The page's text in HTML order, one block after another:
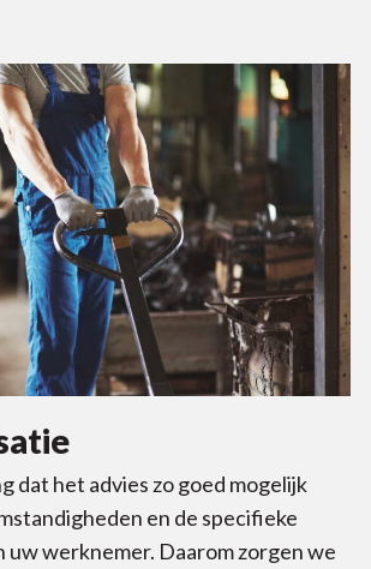
dat het advies zo goed mogelijk
en de specifieke
uw werknemer. Daarom zorgen we